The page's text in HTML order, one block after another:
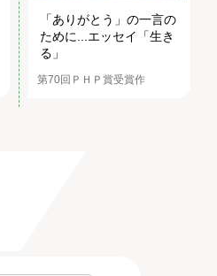
「ありがとう」の一言の
ために...エッセイ「生き
る」
第70回ＰＨＰ賞受賞作